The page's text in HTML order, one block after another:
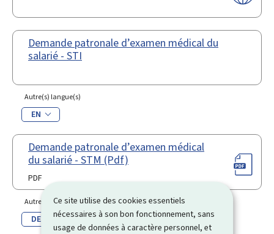
Ce site utilise des cookies essentiels
nécessaires à son bon fonctionnement, sans
usage de données à caractère personnel, et
Demande patronale d’examen médical du
salarié - STI
Autre(s) langue(s)
EN
Demande patronale d’examen médical
du salarié - STM (Pdf)
PDF
Autre(s) langue(s)
DE